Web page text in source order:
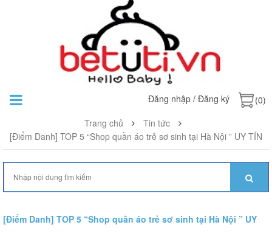
Đăng nhập / Đăng ký
(0)
Trang chủ
Tin tức
[Điểm Danh] TOP 5 “Shop quần áo trẻ sơ sinh tại Hà Nội ” UY TÍN
[Điểm Danh] TOP 5 “Shop quần áo trẻ sơ sinh tại Hà Nội ” UY